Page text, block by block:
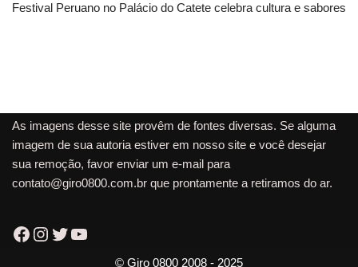
Festival Peruano no Palácio do Catete celebra cultura e sabores
As imagens desse site provêm de fontes diversas. Se alguma
imagem de sua autoria estiver em nosso site e você desejar
sua remoção, favor enviar um e-mail para
contato@giro0800.com.br que prontamente a retiramos do ar.
© Giro 0800 2008 - 2025